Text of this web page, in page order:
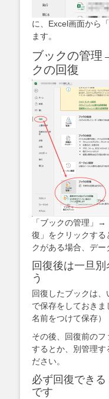
に、Excel画面から
ます。
ブックの管理
クの回復
「ブックの管理」
復」をクリックする
クがある場合、デー
回復後は一旦
う
回復したブックは
で保存をしておき
名前をつけて保存）
その後、回復前の
するとか、別管理す
ださい。
必ず回復でき
です